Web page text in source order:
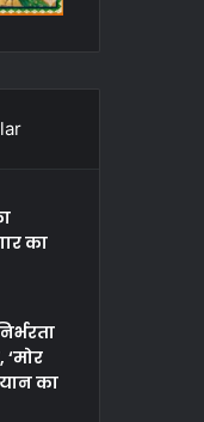
का
का